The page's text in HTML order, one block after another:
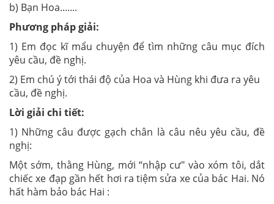
b) Bạn Hoa.......
Phương pháp giải:
1) Em đọc kĩ mẩu chuyện để tìm những câu mục đích
yêu cầu, đề nghị.
2) Em chú ý tới thái độ của Hoa và Hùng khi đưa ra yêu
cầu, đề nghị.
Lời giải chi tiết:
1) Những câu được gạch chân là câu nêu yêu cầu, đề
nghị:
Một sớm, thằng Hùng, mới “nhập cư" vào xóm tôi, dắt
chiếc xe đạp gần hết hơi ra tiệm sửa xe của bác Hai. Nó
hất hàm bảo bác Hai :